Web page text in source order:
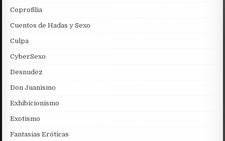
Coprofilia
Cuentos de Hadas y Sexo
Culpa
CyberSexo
Desnudez
Don Juanismo
Exhibicionismo
Exotismo
Fantasias Eróticas